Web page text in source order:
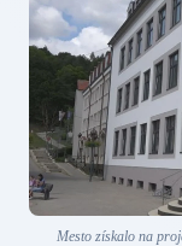
Mesto získalo na